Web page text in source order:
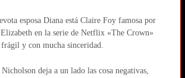
esposa Diana está Claire Foy famosa por
en la serie de Netflix «The Crown»
y con mucha sinceridad.
deja a un lado las cosa negativas,